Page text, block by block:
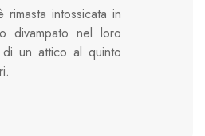
intossicata in
divampato nel loro
di un attico al quinto